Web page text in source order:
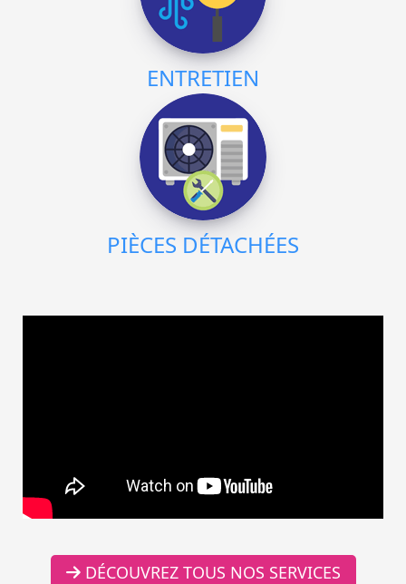
ENTRETIEN
PIÈCES DÉTACHÉES
DÉCOUVREZ TOUS NOS SERVICES